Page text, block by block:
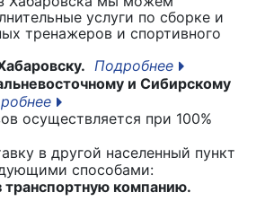
услуги по сборке и
тренажеров и спортивного
Подробнее
и Сибирскому
осуществляется при 100%
в другой населенный пункт
способами:
транспортную компанию.